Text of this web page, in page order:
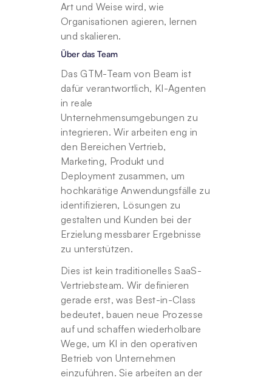
Art und Weise wird, wie
Organisationen agieren, lernen
und skalieren.
Über das Team
Das GTM-Team von Beam ist
dafür verantwortlich, KI-Agenten
in reale
Unternehmensumgebungen zu
integrieren. Wir arbeiten eng in
den Bereichen Vertrieb,
Marketing, Produkt und
Deployment zusammen, um
hochkarätige Anwendungsfälle zu
identifizieren, Lösungen zu
gestalten und Kunden bei der
Erzielung messbarer Ergebnisse
zu unterstützen.
Dies ist kein traditionelles SaaS-
Vertriebsteam. Wir definieren
gerade erst, was Best-in-Class
bedeutet, bauen neue Prozesse
auf und schaffen wiederholbare
Wege, um KI in den operativen
Betrieb von Unternehmen
einzuführen. Sie arbeiten an der